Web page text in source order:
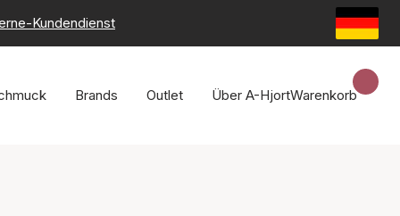
Kundendienst
Brands Outlet Über A-HjortWarenkorb